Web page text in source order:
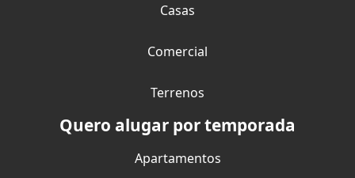
Casas
Comercial
Terrenos
Quero alugar por temporada
Apartamentos